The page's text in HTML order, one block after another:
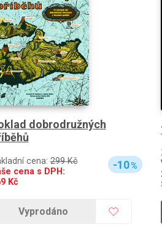
dobrodružných
cena:299 Kč
cena s DPH:
Kč
-10%
Vyprodáno